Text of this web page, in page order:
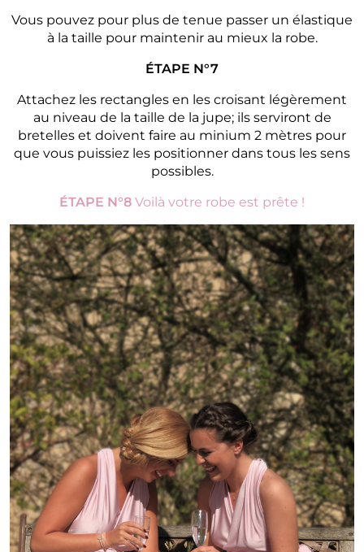
Vous pouvez pour plus de tenue passer un élastique
à la taille pour maintenir au mieux la robe.
ÉTAPE N°7
Attachez les rectangles en les croisant légèrement
au niveau de la taille de la jupe; ils serviront de
bretelles et doivent faire au minium 2 mètres pour
que vous puissiez les positionner dans tous les sens
possibles.
ÉTAPE N°8 Voilà votre robe est prête !